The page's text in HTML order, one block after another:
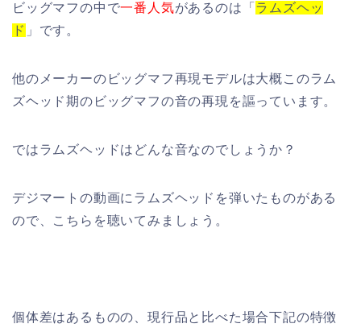
ビッグマフの中で一番人気があるのは「 ラムズヘッ
ド 」です。
他のメーカーのビッグマフ再現モデルは大概このラム
ズヘッド期のビッグマフの音の再現を謳っています。
ではラムズヘッドはどんな音なのでしょうか？
デジマートの動画にラムズヘッドを弾いたものがある
ので、こちらを聴いてみましょう。
個体差はあるものの、現行品と比べた場合下記の特徴